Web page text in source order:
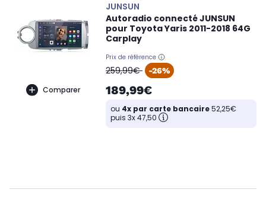
Comparer
JUNSUN
Autoradio connecté JUNSUN
pour Toyota Yaris 2011-2018 64G
Carplay
Prix de référence
oldPrice
259,99€ -26%
189,99€
ou 4x par carte bancaire52,25€
puis 3x 47,50